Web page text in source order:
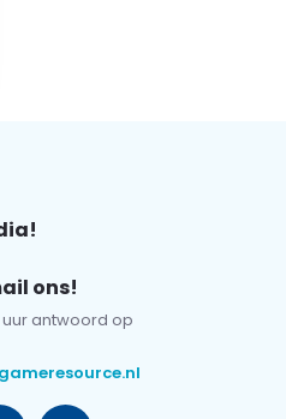
ons!
uur antwoord op